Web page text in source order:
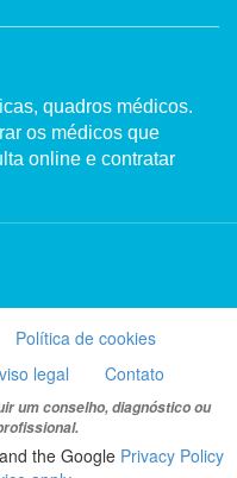
quadros médicos.
os médicos que
online e contratar
Política de cookies
legal Contato
um conselho, diagnóstico ou
the Google Privacy Policy